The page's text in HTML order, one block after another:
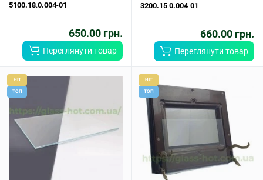
5100.18.0.004-01
650.00 грн.
Переглянути товар
3200.15.0.004-01
660.00 грн.
Переглянути товар
HIT
ТОП
HIT
ТОП